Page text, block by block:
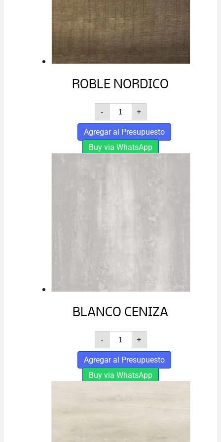
ROBLE NORDICO
-
ROBLE
NORDICO
cantidad
+
Agregar al Presupuesto
Buy via WhatsApp
BLANCO CENIZA
-
BLANCO
CENIZA
cantidad
+
Agregar al Presupuesto
Buy via WhatsApp